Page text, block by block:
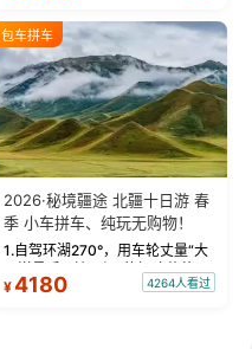
瓦人最大村落——禾木村，欣赏
晨雾与小木...
包车拼车
2026·秘境疆途 北疆十日游 春
季 小车拼车、纯玩无购物！
1.自驾环湖270°，用车轮丈量“大
西洋最后一滴眼泪”的极致蔚蓝，
让雪山、花海与深邃湖水在转弯
¥4180 4264人看过